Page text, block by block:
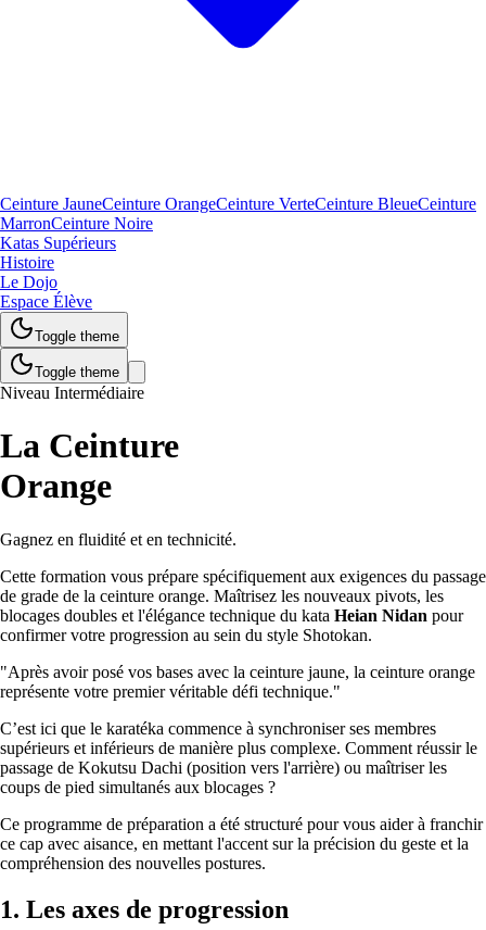
Ceinture JauneCeinture OrangeCeinture VerteCeinture BleueCeinture
MarronCeinture Noire
Katas Supérieurs
Histoire
Le Dojo
Espace Élève
Toggle theme
Toggle theme
Niveau Intermédiaire
La Ceinture
Orange
Gagnez en fluidité et en technicité.
Cette formation vous prépare spécifiquement aux exigences du passage
de grade de la ceinture orange. Maîtrisez les nouveaux pivots, les
blocages doubles et l'élégance technique du kata Heian Nidan pour
confirmer votre progression au sein du style Shotokan.
"Après avoir posé vos bases avec la ceinture jaune, la ceinture orange
représente votre premier véritable défi technique."
C’est ici que le karatéka commence à synchroniser ses membres
supérieurs et inférieurs de manière plus complexe. Comment réussir le
passage de Kokutsu Dachi (position vers l'arrière) ou maîtriser les
coups de pied simultanés aux blocages ?
Ce programme de préparation a été structuré pour vous aider à franchir
ce cap avec aisance, en mettant l'accent sur la précision du geste et la
compréhension des nouvelles postures.
1. Les axes de progression